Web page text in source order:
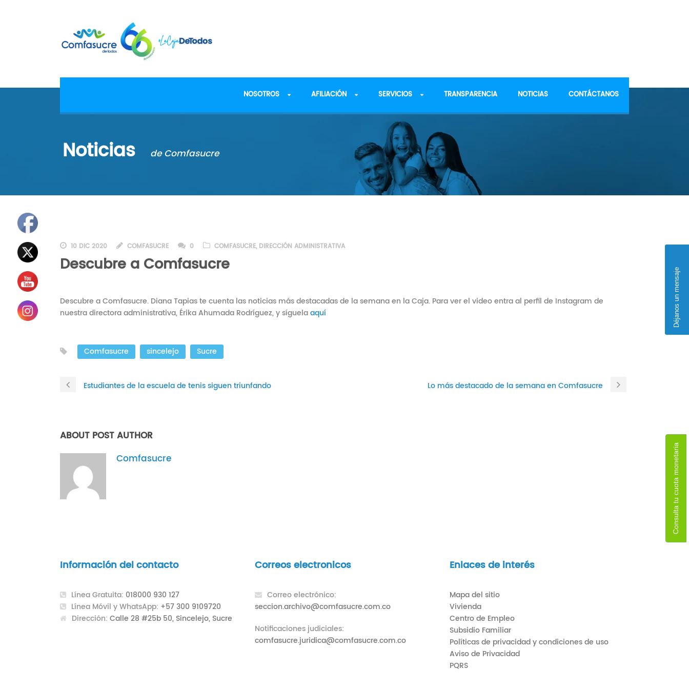
NOSOTROS AFILIACIÓN SERVICIOS TRANSPARENCIA NOTICIAS CONTÁCTANOS
Noticias de Comfasucre
10 DIC 2020 COMFASUCRE 0 COMFASUCRE, DIRECCIÓN ADMINISTRATIVA
Descubre a Comfasucre
Descubre a Comfasucre. Diana Tapias te cuenta las noticias más destacadas de la semana en la Caja. Para ver el video entra al perfil de Instagram de
nuestra directora administrativa, Érika Ahumada Rodríguez, y síguelaaquí
Comfasucre sincelejo Sucre
Estudiantes de la escuela de tenis siguen triunfando Lo más destacado de la semana en Comfasucre
ABOUT POST AUTHOR
Comfasucre
Información del contacto
Línea Gratuita: 018000 930 127
Línea Móvil y WhatsApp: +57 300 9109720
Dirección: Calle 28 #25b 50, Sincelejo, Sucre
Correos electronicos
Correo electrónico:
seccion.archivo@comfasucre.com.co
Notificaciones judiciales:
comfasucre.juridica@comfasucre.com.co
Enlaces de interés
Mapa del sitio
Vivienda
Centro de Empleo
Subsidio Familiar
Políticas de privacidad y condiciones de uso
Aviso de Privacidad
PQRS
Consulta tu cuota monetaria
Déjanos un mensaje